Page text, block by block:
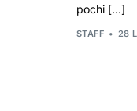
pochi […]
STAFF 28